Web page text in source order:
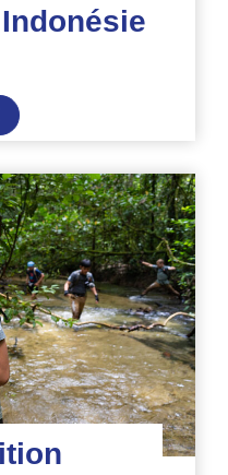
Mission
plongée
:
protégez
le
triangle
de
corail
en
Indonésie